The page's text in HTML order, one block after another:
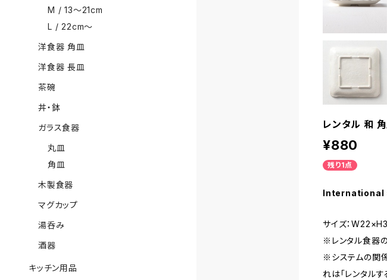
レンタル 和
¥880
残り1点
International
サイズ：
※レンタル食器
※システムの関係
れは「レンタルす
M / 13〜21cm
L / 22cm〜
洋食器 角皿
洋食器 長皿
茶碗
丼・鉢
ガラス食器
丸皿
角皿
木製食器
マグカップ
湯呑み
酒器
キッチン用品